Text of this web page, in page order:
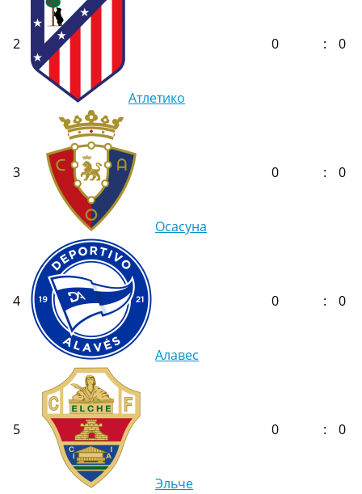
Испания. Ла Лига
Все таблицы >>>
Рейтинги
Рейтинг стран УЕФА
Рейтинг клубов УЕФА
Рейтинг ФИФА
ТВ программа
2
Атлетико
0 : 0
3
Осасуна
0 : 0
4
Алавес
0 : 0
5
Эльче
0 : 0